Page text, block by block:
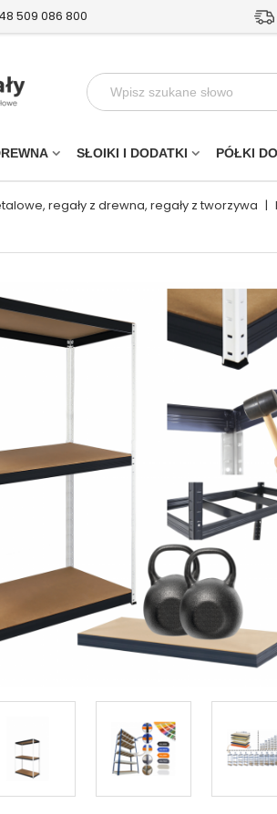
509 086 800
SŁOIKI I DODATKI PÓŁKI
regały z drewna, regały z tworzywa |